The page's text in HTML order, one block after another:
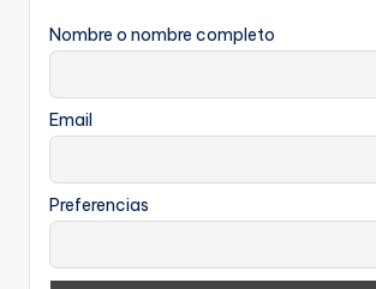
Nombre o nombre completo
Email
Preferencias